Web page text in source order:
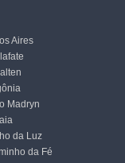
Aires
Madryn
da Luz
da Fé